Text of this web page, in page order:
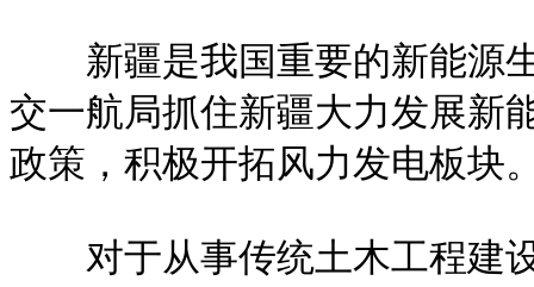
新疆是我国重要的新能源生
交一航局抓住新疆大力发展新
政策，积极开拓风力发电板块
对于从事传统土木工程建设